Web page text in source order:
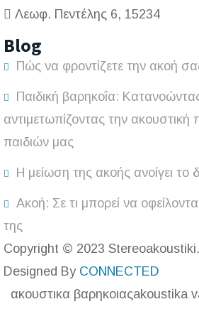
Λεωφ. Πεντέλης 6, 15234
Blog
Πώς να φροντίζετε την ακοή
Παιδική βαρηκοΐα:
αντιμετωπίζοντας την
παιδιών μας
Η μείωση της ακοής ανοίγει το
Ακοή: Σε τι μπορεί να
της
Copyright © 2023
Designed By CONNECTED
ακουστικα βαρηκοιαςakoustika